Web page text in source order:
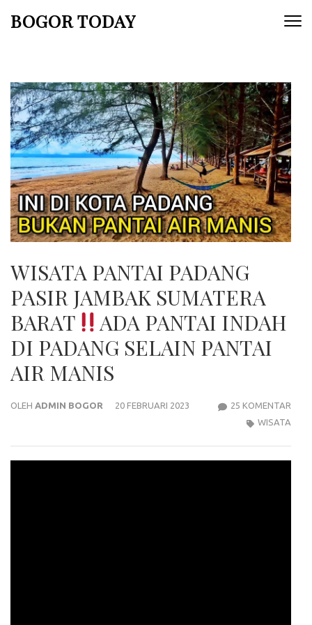
BOGOR TODAY
WISATA PANTAI PADANG
PASIR JAMBAK SUMATERA
BARAT
ADA PANTAI INDAH
DI PADANG SELAIN PANTAI
AIR MANIS
OLEH ADMIN BOGOR 20 FEBRUARI 2023 25 KOMENTAR
WISATA